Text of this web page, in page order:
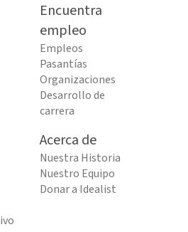
Encuentra
empleo
Empleos
Pasantías
Organizaciones
Desarrollo de
carrera
Acerca de
Nuestra Historia
Nuestro Equipo
Donar a Idealist